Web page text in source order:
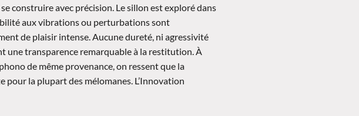
construire avec précision. Le sillon est exploré dans
aux vibrations ou perturbations sont
de plaisir intense. Aucune dureté, ni agressivité
une transparence remarquable à la restitution. À
de même provenance, on ressent que la
la plupart des mélomanes. L’Innovation